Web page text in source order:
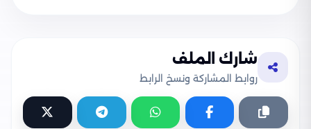
شارك الملف
روابط المشاركة ونسخ الرابط